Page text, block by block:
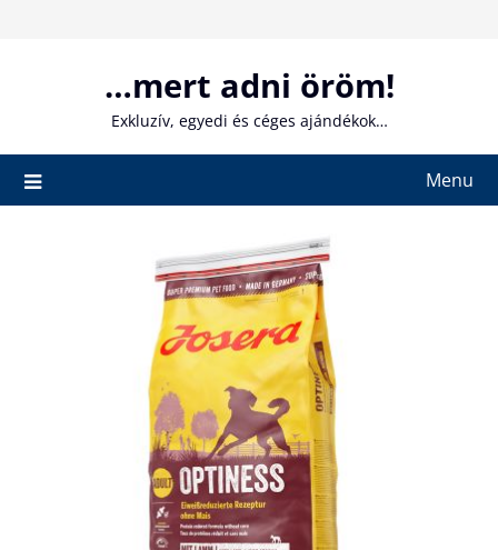
…mert adni öröm!
Exkluzív, egyedi és céges ajándékok…
Menu